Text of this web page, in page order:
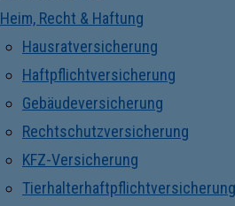
Heim, Recht & Haftung
Hausratversicherung
Haftpflichtversicherung
Gebäudeversicherung
Rechtschutzversicherung
KFZ-Versicherung
Tierhalterhaftpflichtversicherung